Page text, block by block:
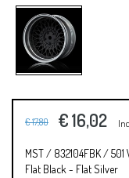
€ 17,80 € 16,02
MST / 832104FBK /
Flat Black - Flat Silver